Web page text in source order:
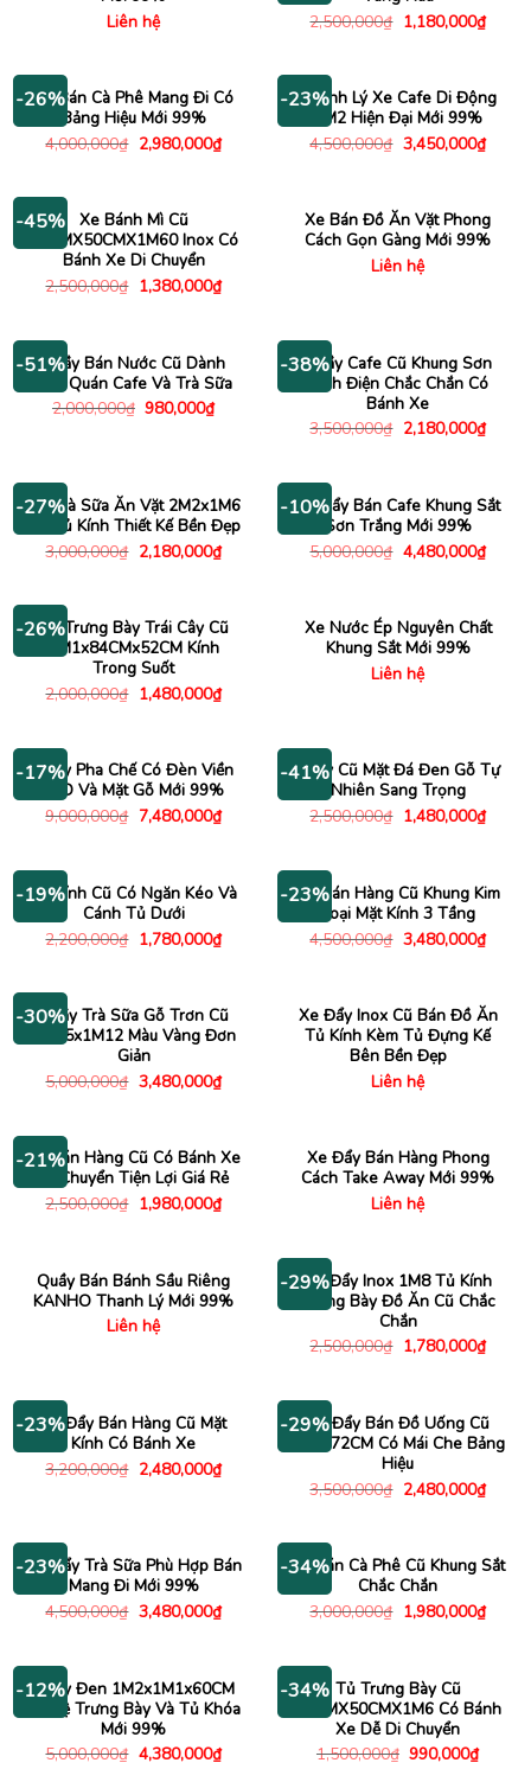
Liên hệ
2,500,000₫ Giá
gốc
1,180,000₫Giá
hiện
-26%
Xe Bán Cà Phê Mang Đi Có
Bảng Hiệu Mới 99%
4,000,000₫ Giá
gốc
2,980,000₫Giá
hiện
-23%
Thanh Lý Xe Cafe Di Động
1M2 Hiện Đại Mới 99%
4,500,000₫ Giá
gốc
3,450,000₫Giá
hiện
-45%
Xe Bánh Mì Cũ
75CMX50CMX1M60 Inox Có
Bánh Xe Di Chuyển
2,500,000₫ Giá
gốc
1,380,000₫Giá
hiện
1,380,000₫.
Xe Bán Đồ Ăn Vặt Phong
Cách Gọn Gàng Mới 99%
Liên hệ
-51%Quầy Bán Nước Cũ Dành
Cho Quán Cafe Và Trà Sữa
2,000,000₫ Giá
980,000₫Giá
hiện
-38%Quầy Cafe Cũ Khung Sơn
Tĩnh Điện Chắc Chắn Có
Bánh Xe
3,500,000₫ Giá
gốc
2,180,000₫Giá
hiện
-27%
Xe Trà Sữa Ăn Vặt 2M2x1M6
Cũ Tủ Kính Thiết Kế Bền Đẹp
3,000,000₫ Giá
gốc
2,180,000₫Giá
hiện
-10%
Xe Đẩy Bán Cafe Khung Sắt
Sơn Trắng Mới 99%
5,000,000₫ Giá
gốc
4,480,000₫Giá
hiện
-26%Xe Trưng Bày Trái Cây Cũ
1M1x84CMx52CM Kính
Trong Suốt
2,000,000₫ Giá
gốc
1,480,000₫Giá
hiện
1,480,000₫.
Xe Nước Ép Nguyên Chất
Khung Sắt Mới 99%
Liên hệ
-17%
Quầy Pha Chế Có Đèn Viền
LED Và Mặt Gỗ Mới 99%
9,000,000₫ Giá
gốc
7,480,000₫Giá
hiện
7,480,000₫.
-41%
Quầy Cũ Mặt Đá Đen Gỗ Tự
Nhiên Sang Trọng
2,500,000₫ Giá
gốc
1,480,000₫Giá
hiện
-19%
Tủ Kính Cũ Có Ngăn Kéo Và
Cánh Tủ Dưới
2,200,000₫ Giá
gốc
1,780,000₫Giá
hiện
-23%
Xe Bán Hàng Cũ Khung Kim
Loại Mặt Kính 3 Tầng
4,500,000₫ Giá
gốc
3,480,000₫Giá
hiện
-30%Quầy Trà Sữa Gỗ Trơn Cũ
2M45x1M12 Màu Vàng Đơn
Giản
5,000,000₫ Giá
gốc
3,480,000₫Giá
hiện
Xe Đẩy Inox Cũ Bán Đồ Ăn
Tủ Kính Kèm Tủ Đựng Kế
Bên Bền Đẹp
Liên hệ
-21%
Xe Bán Hàng Cũ Có Bánh Xe
Di Chuyển Tiện Lợi Giá Rẻ
2,500,000₫ Giá
gốc
1,980,000₫Giá
hiện
1,980,000₫.
Xe Đẩy Bán Hàng Phong
Cách Take Away Mới 99%
Liên hệ
Quầy Bán Bánh Sầu Riêng
KANHO Thanh Lý Mới 99%
Liên hệ
-29%Xe Đẩy Inox 1M8 Tủ Kính
Trưng Bày Đồ Ăn Cũ Chắc
Chắn
2,500,000₫ Giá
gốc
1,780,000₫Giá
hiện
-23%Xe Đẩy Bán Hàng Cũ Mặt
Kính Có Bánh Xe
3,200,000₫ Giá
gốc
2,480,000₫Giá
hiện
-29%Xe Đẩy Bán Đồ Uống Cũ
1M6x72CM Có Mái Che Bảng
Hiệu
3,500,000₫ Giá
gốc
2,480,000₫Giá
hiện
-23%
Xe Đẩy Trà Sữa Phù Hợp Bán
Mang Đi Mới 99%
4,500,000₫ Giá
gốc
3,480,000₫Giá
hiện
3,480,000₫.
-34%
Xe Bán Cà Phê Cũ Khung Sắt
Chắc Chắn
3,000,000₫ Giá
gốc
1,980,000₫Giá
hiện
-12%
Quầy Đen 1M2x1M1x60CM
Có Kệ Trưng Bày Và Tủ Khóa
Mới 99%
5,000,000₫ Giá
gốc
4,380,000₫Giá
hiện
-34% Tủ Trưng Bày Cũ
60CMX50CMX1M6 Có Bánh
Xe Dễ Di Chuyển
1,500,000₫ Giá
990,000₫Giá
hiện